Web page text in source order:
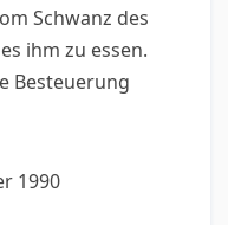
Schwanz des
ihm zu essen.
Besteuerung
1990